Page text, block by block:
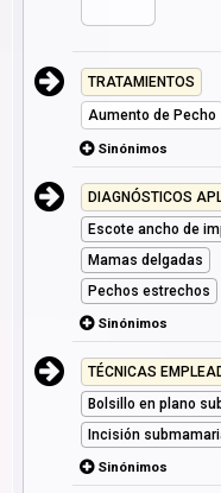
TRATAMIENTOS
Aumento de Pecho
Sinónimos
DIAGNÓSTICOS
Escote ancho de
Mamas delgadas
Pechos estrechos
Sinónimos
TÉCNICAS
Bolsillo en plano
Incisión
Sinónimos